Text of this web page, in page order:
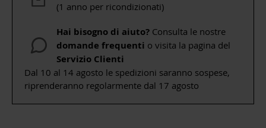
(1 anno per ricondizionati)
Hai bisogno di aiuto? Consulta le nostre
domande frequenti o visita la pagina del
Servizio Clienti
Dal 10 al 14 agosto le spedizioni saranno sospese,
riprenderanno regolarmente dal 17 agosto